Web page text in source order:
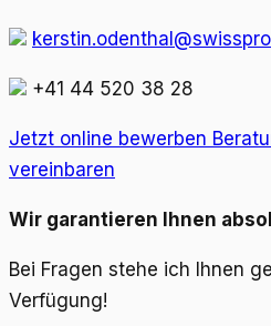
+41 44 520 38 28
Jetzt online bewerben
vereinbaren
Wir garantieren Ihnen
Bei Fragen stehe ich Ihnen
Verfügung!